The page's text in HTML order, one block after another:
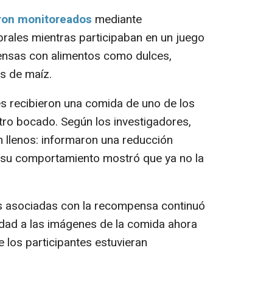
monitoreados mediante
mientras participaban en un juego
con alimentos como dulces,
de maíz.
recibieron una comida de uno de los
bocado. Según los investigadores,
informaron una reducción
comportamiento mostró que ya no la
con la recompensa continuó
a las imágenes de la comida ahora
los participantes estuvieran